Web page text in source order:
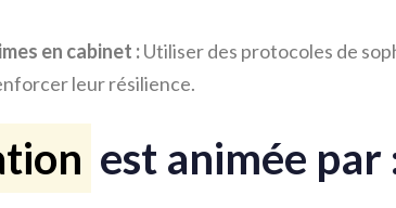
en cabinet :Utiliser des protocoles de
leur résilience.
est animée par